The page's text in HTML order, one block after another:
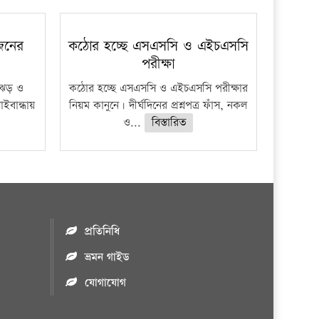
ঝড় ও
কঠোর হচ্ছে এসএসসি ও এইচএসসি
পরীক্ষা
কঠোর হচ্ছে এসএসসি ও এইচএসসি পরীক্ষার
নিয়ম কানুনে। দীর্ঘদিনের প্রশ্নপত্র ফাঁস, নকল
ও...
বিস্তারিত
প্রতিনিধি
ভ্রমন গাইড
যোগাযোগ